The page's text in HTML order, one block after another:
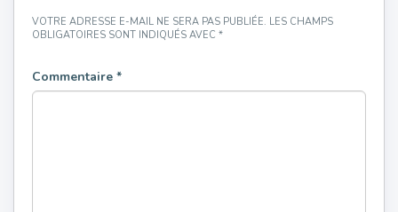
VOTRE ADRESSE E-MAIL NE SERA PAS PUBLIÉE. LES CHAMPS
OBLIGATOIRES SONT INDIQUÉS AVEC *
Commentaire *